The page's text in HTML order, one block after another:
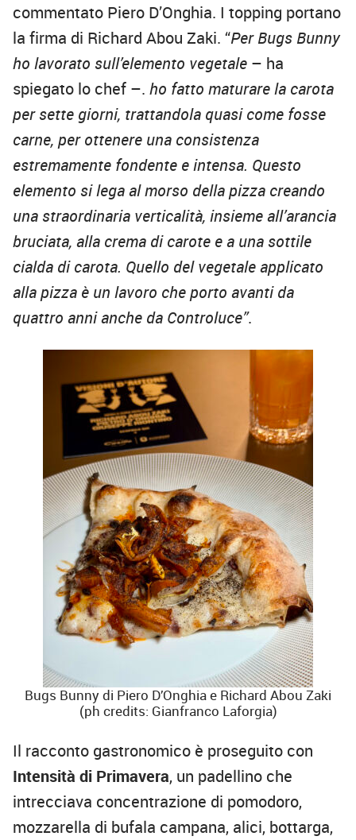
commentato Piero D’Onghia. I topping portano
la firma di Richard Abou Zaki. “Per Bugs Bunny
ho lavorato sull’elemento vegetale – ha
spiegato lo chef –. ho fatto maturare la carota
per sette giorni, trattandola quasi come fosse
carne, per ottenere una consistenza
estremamente fondente e intensa. Questo
elemento si lega al morso della pizza creando
una straordinaria verticalità, insieme all’arancia
bruciata, alla crema di carote e a una sottile
cialda di carota. Quello del vegetale applicato
alla pizza è un lavoro che porto avanti da
quattro anni anche da Controluce”.
Bugs Bunny di Piero D’Onghia e Richard Abou Zaki
(ph credits: Gianfranco Laforgia)
Il racconto gastronomico è proseguito con
Intensità di Primavera, un padellino che
intrecciava concentrazione di pomodoro,
mozzarella di bufala campana, alici, bottarga,